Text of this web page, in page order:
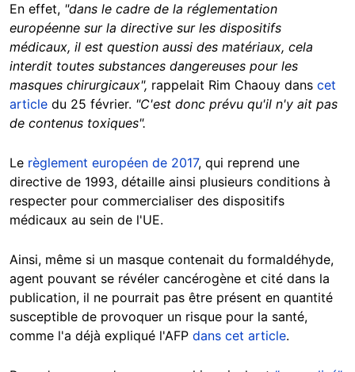
En effet, "dans le cadre de la réglementation
européenne sur la directive sur les dispositifs
médicaux, il est question aussi des matériaux, cela
interdit toutes substances dangereuses pour les
masques chirurgicaux", rappelait Rim Chaouy dans cet
article du 25 février. "C'est donc prévu qu'il n'y ait pas
de contenus toxiques".
Le règlement européen de 2017, qui reprend une
directive de 1993, détaille ainsi plusieurs conditions à
respecter pour commercialiser des dispositifs
médicaux au sein de l'UE.
Ainsi, même si un masque contenait du formaldéhyde,
agent pouvant se révéler cancérogène et cité dans la
publication, il ne pourrait pas être présent en quantité
susceptible de provoquer un risque pour la santé,
comme l'a déjà expliqué l'AFP dans cet article.